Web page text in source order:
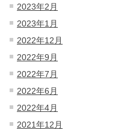
2023年2月
2023年1月
2022年12月
2022年9月
2022年7月
2022年6月
2022年4月
2021年12月